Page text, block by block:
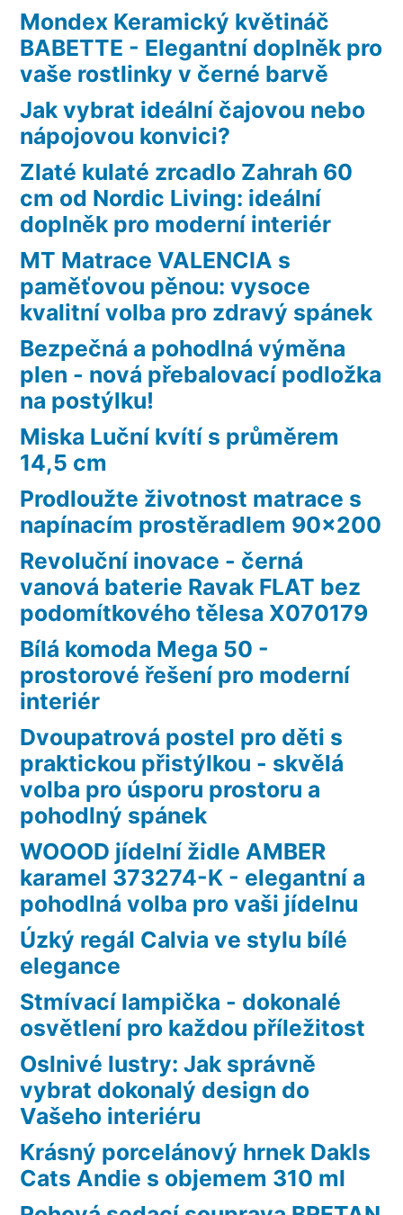
Mondex Keramický květináč
BABETTE - Elegantní doplněk pro
vaše rostlinky v černé barvě
Jak vybrat ideální čajovou nebo
nápojovou konvici?
Zlaté kulaté zrcadlo Zahrah 60
cm od Nordic Living: ideální
doplněk pro moderní interiér
MT Matrace VALENCIA s
paměťovou pěnou: vysoce
kvalitní volba pro zdravý spánek
Bezpečná a pohodlná výměna
plen - nová přebalovací podložka
na postýlku!
Miska Luční kvítí s průměrem
14,5 cm
Prodloužte životnost matrace s
napínacím prostěradlem 90×200
Revoluční inovace - černá
vanová baterie Ravak FLAT bez
podomítkového tělesa X070179
Bílá komoda Mega 50 -
prostorové řešení pro moderní
interiér
Dvoupatrová postel pro děti s
praktickou přistýlkou - skvělá
volba pro úsporu prostoru a
pohodlný spánek
WOOOD jídelní židle AMBER
karamel 373274-K - elegantní a
pohodlná volba pro vaši jídelnu
Úzký regál Calvia ve stylu bílé
elegance
Stmívací lampička - dokonalé
osvětlení pro každou příležitost
Oslnivé lustry: Jak správně
vybrat dokonalý design do
Vašeho interiéru
Krásný porcelánový hrnek Dakls
Cats Andie s objemem 310 ml